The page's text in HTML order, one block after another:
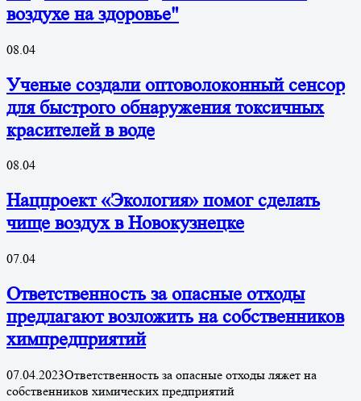
воздухе на здоровье"
08.04
Ученые создали оптоволоконный сенсор
для быстрого обнаружения токсичных
красителей в воде
08.04
Нацпроект «Экология» помог сделать
чище воздух в Новокузнецке
07.04
Ответственность за опасные отходы
предлагают возложить на собственников
химпредприятий
07.04.2023Ответственность за опасные отходы ляжет на
собственников химических предприятий